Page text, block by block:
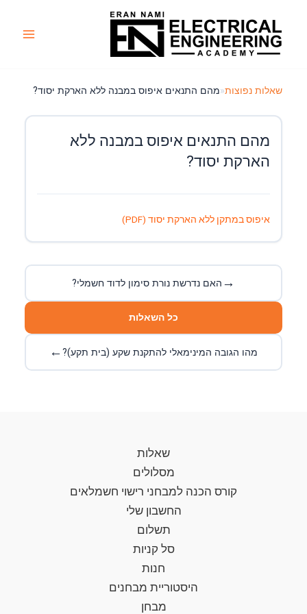
שאלות נפוצות«מהם התנאים איפוס במבנה ללא הארקת יסוד?
מהם התנאים איפוס במבנה ללא
הארקת יסוד?
איפוס במתקן ללא הארקת יסוד (PDF)
→ האם נדרשת נורת סימון לדוד חשמלי?
כל השאלות
מהו הגובה המינימאלי להתקנת שקע (בית תקע)?←
שאלות
מסלולים
קורס הכנה למבחני רישוי חשמלאים
החשבון שלי
תשלום
סל קניות
חנות
היסטוריית מבחנים
מבחן